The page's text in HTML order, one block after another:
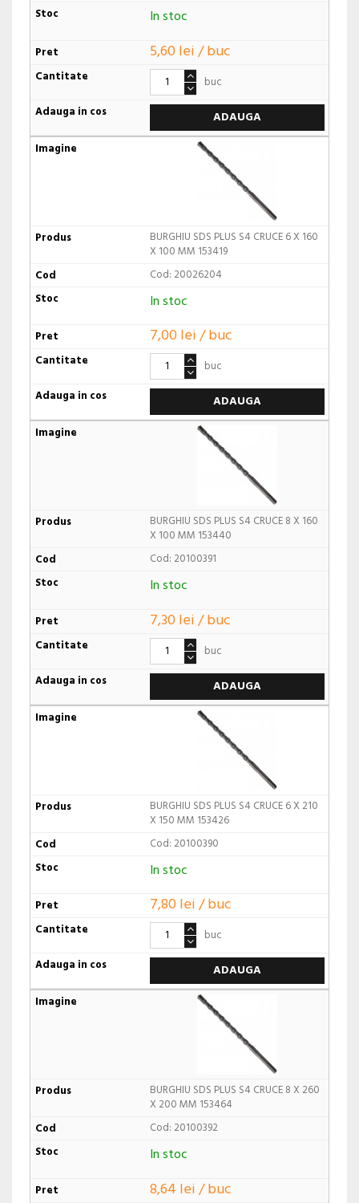
In stoc
5,60 lei / buc
buc
ADAUGA
BURGHIU SDS PLUS S4 CRUCE 6 X 160
X 100 MM 153419
Cod: 20026204
In stoc
7,00 lei / buc
buc
ADAUGA
BURGHIU SDS PLUS S4 CRUCE 8 X 160
X 100 MM 153440
Cod: 20100391
In stoc
7,30 lei / buc
buc
ADAUGA
BURGHIU SDS PLUS S4 CRUCE 6 X 210
X 150 MM 153426
Cod: 20100390
In stoc
7,80 lei / buc
buc
ADAUGA
BURGHIU SDS PLUS S4 CRUCE 8 X 260
X 200 MM 153464
Cod: 20100392
In stoc
8,64 lei / buc